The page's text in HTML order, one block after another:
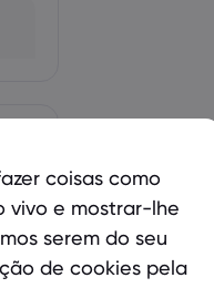
coisas como
vivo e mostrar-lhe
serem do seu
de cookies pela